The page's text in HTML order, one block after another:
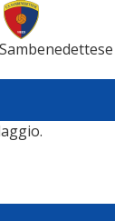
Sambenedettese